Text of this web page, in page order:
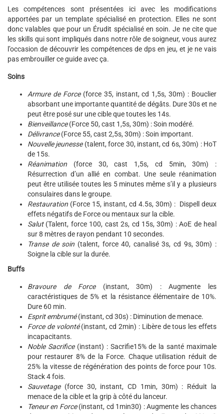
Les compétences sont présentées ici avec les modifications
apportées par un template spécialisé en protection. Elles ne sont
donc valables que pour un Érudit spécialisé en soin. Je ne cite que
les skills qui sont impliqués dans notre rôle de soigneur, vous aurez
l’occasion de découvrir les compétences de dps en jeu, et je ne vais
pas embrouiller ce guide avec ça.
Soins
Armure de Force(force 35, instant, cd 1,5s, 30m) : Bouclier
absorbant une importante quantité de dégâts. Dure 30s et ne
peut être posé sur une cible que toutes les 14s.
Bienveillance(Force 50, cast 1,5s, 30m) : Soin modéré.
Délivrance(Force 55, cast 2,5s, 30m) : Soin important.
Nouvelle jeunesse(talent, force 30, instant, cd 6s, 30m) : HoT
de 15s.
Réanimation (force 30, cast 1,5s, cd 5min, 30m) :
Résurrection d’un allié en combat. Une seule réanimation
peut être utilisée toutes les 5 minutes même s’il y a plusieurs
consulaires dans le groupe.
Restauration (Force 15, instant, cd 4.5s, 30m) : Dispell deux
effets négatifs de Force ou mentaux sur la cible.
Salut (Talent, force 100, cast 2s, cd 15s, 30m) : AoE de heal
sur 8 mètres de rayon pendant 10 secondes.
Transe de soin (talent, force 40, canalisé 3s, cd 9s, 30m) :
Soigne la cible sur la durée.
Buffs
Bravoure de Force(instant, 30m) : Augmente les
caractéristiques de 5% et la résistance élémentaire de 10%.
Dure 60 min.
Esprit embrumé(instant, cd 30s) : Diminution de menace.
Force de volonté(instant, cd 2min) : Libère de tous les effets
incapacitants.
Noble Sacrifice (instant) : Sacrifie15% de la santé maximale
pour restaurer 8% de la Force. Chaque utilisation réduit de
25% la vitesse de régénération des points de force pour 10s.
Stack 4 fois.
Sauvetage(force 30, instant, CD 1min, 30m) : Réduit la
menace de la cible et la grip à côté du lanceur.
Teneur en Force(instant, cd 1min30) : Augmente les chances